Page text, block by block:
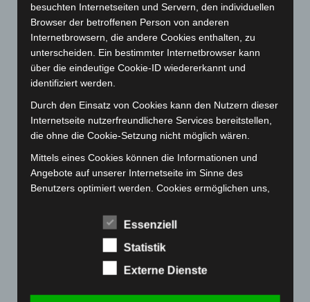
Februar 2023(154)
Januar 2023(140)
Dezember 2022 (130)
November 2022(167)
September 2022(205)
August 2022(166)
Juli 2022 (133)
Juni 2022(167)
Mai 2022(177)
(189)
besuchten Internetseiten und Servern, den individuellen
Browser der betroffenen Person von anderen
Internetbrowsern, die andere Cookies enthalten, zu
unterscheiden. Ein bestimmter Internetbrowser kann
über die eindeutige Cookie-ID wiedererkannt und
identifiziert werden.
Durch den Einsatz von Cookies kann den Nutzern dieser
Internetseite nutzerfreundlichere Services bereitstellen,
die ohne die Cookie-Setzung nicht möglich wären.
Mittels eines Cookies können die Informationen und
Angebote auf unserer Internetseite im Sinne des
Benutzers optimiert werden. Cookies ermöglichen uns,
wiederzuerkennen. Zweck dieser Wiedererkennung ist
es, den Nutzern die Verwendung unserer Internetseite
zu erleichtern. Der Benutzer einer Internetseite, die
Cookies verwendet, muss beispielsweise nicht bei jedem
Besuch der Internetseite erneut seine Zugangsdaten
eingeben, weil dies von der Internetseite und dem auf
Essenziell
Statistik
Externe Dienste